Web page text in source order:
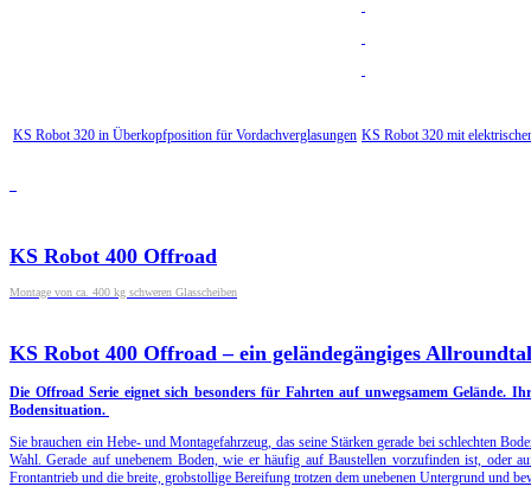
KS Robot 320 in Überkopfposition für Vordachverglasungen KS Robot 320 mit
KS Robot 400 Offroad
Montage von ca. 400 kg schweren Glasscheiben
KS Robot 400 Offroad – ein geländegängiges
Die Offroad Serie eignet sich besonders für Fahrten auf unwegsamem Gelände.
Bodensituation.
Sie brauchen ein Hebe- und Montagefahrzeug, das seine Stärken gerade bei schlechten
Wahl. Gerade auf unebenem Boden, wie er häufig auf Baustellen vorzufinden ist, oder
Frontantrieb und die breite, grobstollige Bereifung trotzen dem unebenen Untergrund und